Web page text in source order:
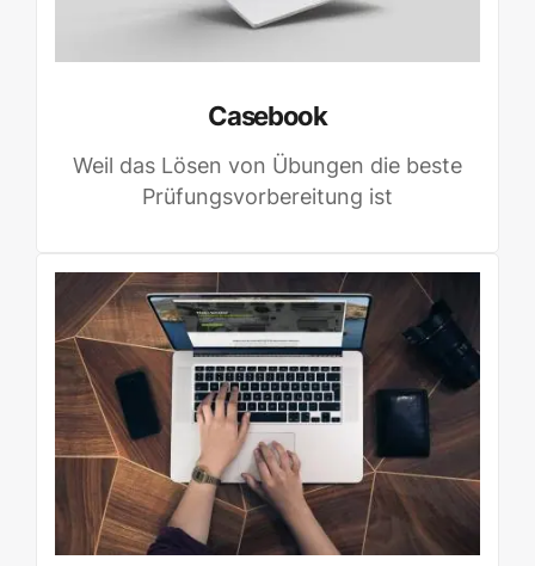
Casebook
Weil das Lösen von Übungen die beste
Prüfungsvorbereitung ist